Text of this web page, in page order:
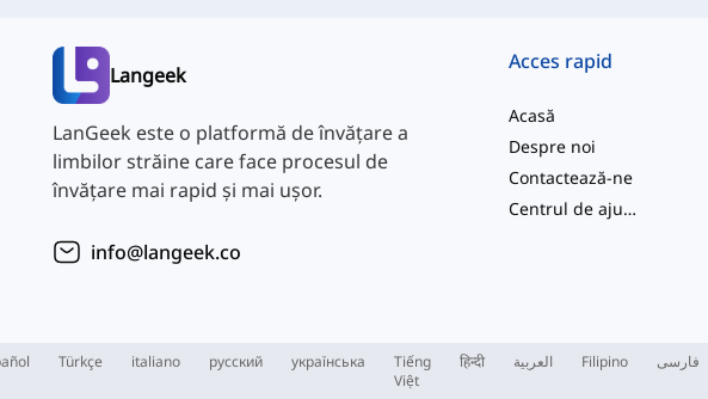
Langeek
LanGeek este o platformă de învățare a
limbilor străine care face procesul de
învățare mai rapid și mai ușor.
info@langeek.co
Acces rapid
Acasă
Despre noi
Contactează-ne
Centrul de ajutor
Türkçe italiano русский українська
Tiếng
Việt
हिन्दी العربية Filipino فارسی